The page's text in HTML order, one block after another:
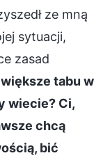
ze mną
sytuacji,
zasad
tabu w
wiecie? Ci,
chcą
bić